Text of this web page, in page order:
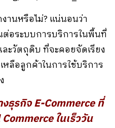
านหรือไม่? แน่นอนว่า
อระบบการบริการในพื้นที่
ะวัตถุดิบ ที่จะคอยจัดเรียง
ลือลูกค้าในการใช้บริการ
ธุรกิจ E-Commerceที่
ในเร็ววัน